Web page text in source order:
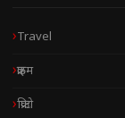
Travel
क्राइम
क्रिप्टो